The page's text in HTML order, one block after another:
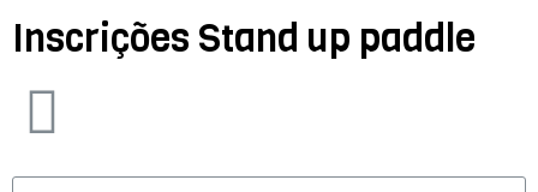
Inscrições Stand up paddle